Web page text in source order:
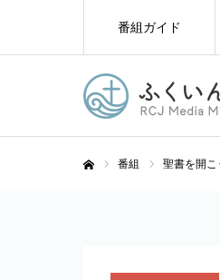
番組ガイド
番組 聖書を開こ